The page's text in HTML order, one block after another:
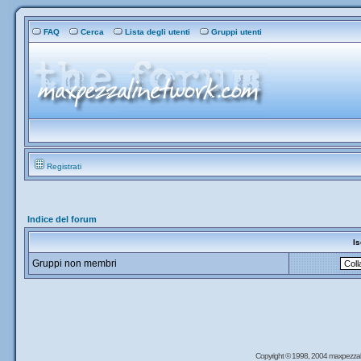
FAQ Cerca Lista degli utenti Gruppi utenti
Registrati
Indice del forum
Gruppi non membri
Copyright © 1998, 2004